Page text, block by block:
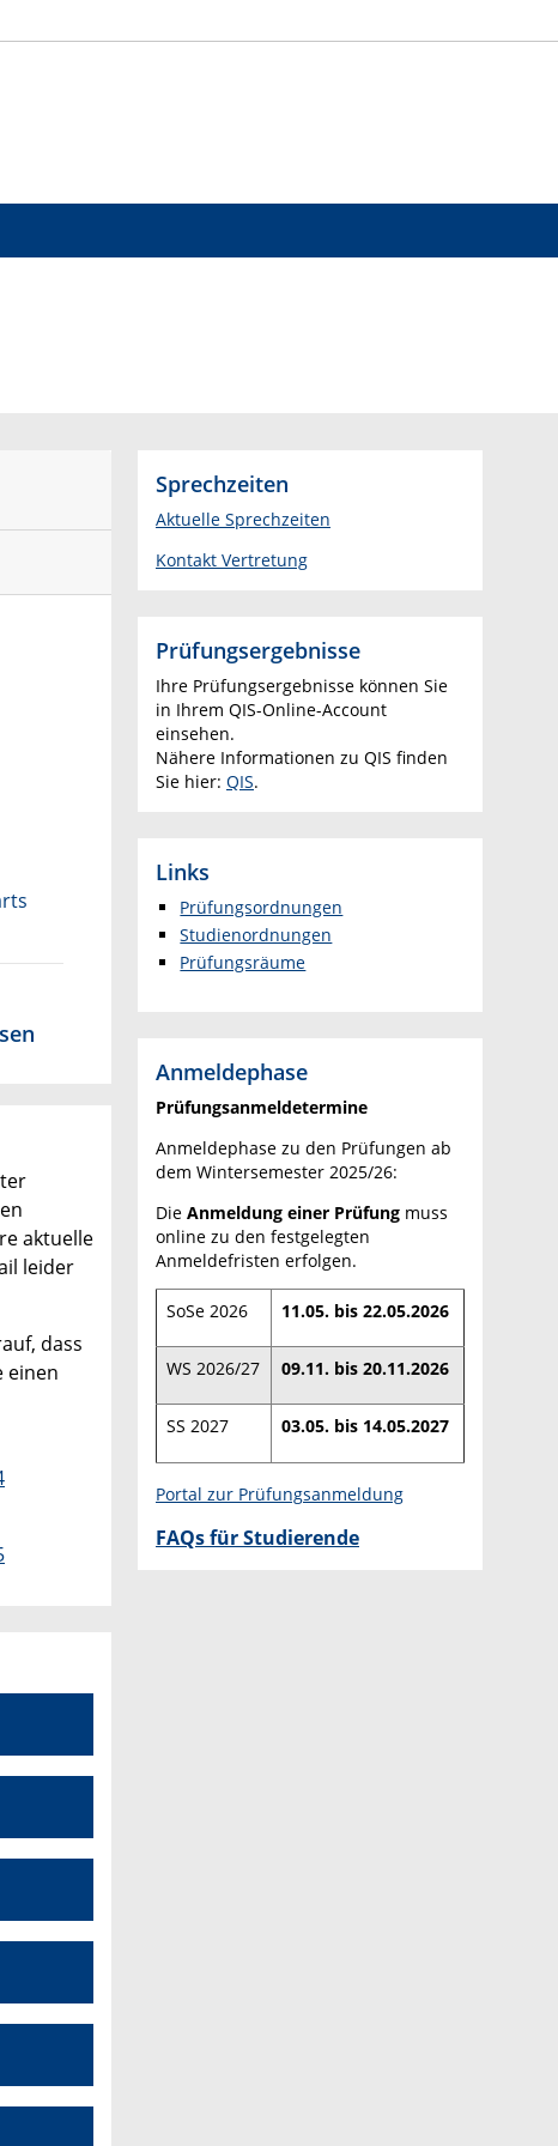
aktuelle
leider
dass
einen
Sprechzeiten
Aktuelle Sprechzeiten
Kontakt Vertretung
Prüfungsergebnisse
Ihre Prüfungsergebnisse können Sie
in Ihrem QIS-Online-Account
einsehen.
Nähere Informationen zu QIS finden
Sie hier: QIS.
Links
Prüfungsordnungen
Studienordnungen
Prüfungsräume
Anmeldephase
Prüfungsanmeldetermine
Anmeldephase zu den Prüfungen ab
dem Wintersemester 2025/26:
Die Anmeldung einer Prüfung muss
online zu den festgelegten
Anmeldefristen erfolgen.
SoSe 2026 11.05. bis 22.05.2026
WS 2026/27 09.11. bis 20.11.2026
SS 2027 03.05. bis 14.05.2027
Portal zur Prüfungsanmeldung
FAQs für Studierende